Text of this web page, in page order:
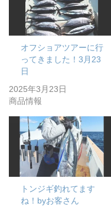
オフショアツアーに行
ってきました！3月23
日
2025年3月23日
商品情報
トンジギ釣れてます
ね！byお客さん